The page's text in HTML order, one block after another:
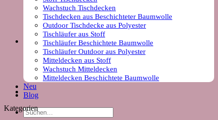
Wachstuch Tischdecken
Tischdecken aus Beschichteter Baumwolle
Outdoor Tischdecke aus Polyester
Tischläufer aus Stoff
Tischläufer Beschichtete Baumwolle
Tischläufer Outdoor aus Polyester
Mitteldecken aus Stoff
Wachstuch Mitteldecken
Mitteldecken Beschichtete Baumwolle
Neu
Blog
Suchen
Kategorien